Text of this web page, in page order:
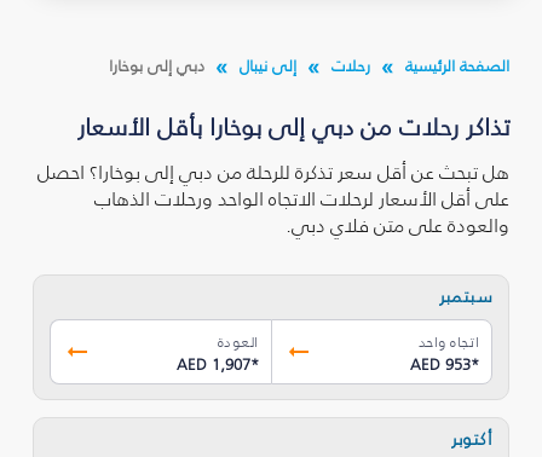
الصفحة الرئيسية رحلات إلى نيبال دبي إلى بوخارا
تذاكر رحلات من دبي إلى بوخارا بأقل الأسعار
هل تبحث عن أقل سعر تذكرة للرحلة من دبي إلى بوخارا؟ احصل
على أقل الأسعار لرحلات الاتجاه الواحد ورحلات الذهاب
والعودة على متن فلاي دبي.
سبتمبر
اتجاه واحد
AED 953*
العودة
AED 1,907*
أكتوبر